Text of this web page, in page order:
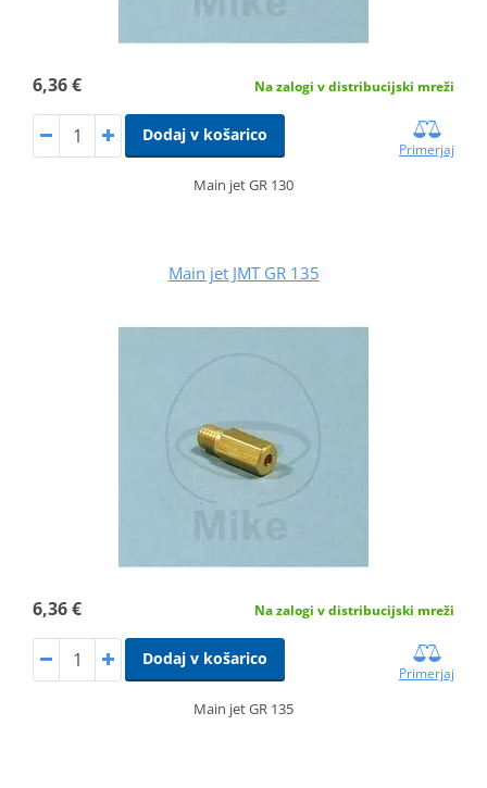
6,36 € Na zalogi v distribucijski mreži
Dodaj v košarico
Primerjaj
Main jet GR 130
Main jet JMT GR 135
6,36 € Na zalogi v distribucijski mreži
Dodaj v košarico
Primerjaj
Main jet GR 135